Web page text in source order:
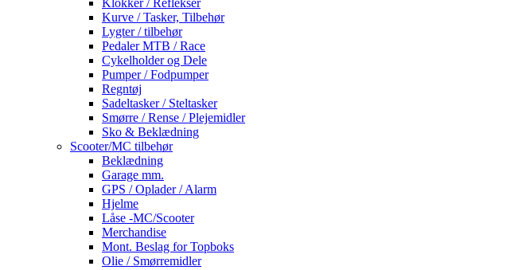
Kurve / Tasker, Tilbehør
Lygter / tilbehør
Pedaler MTB / Race
Cykelholder og Dele
Pumper / Fodpumper
Regntøj
Sadeltasker / Steltasker
Smørre / Rense / Plejemidler
Sko & Beklædning
Scooter/MC tilbehør
Beklædning
Garage mm.
GPS / Oplader / Alarm
Hjelme
Låse -MC/Scooter
Merchandise
Mont. Beslag for Topboks
Olie / Smørremidler